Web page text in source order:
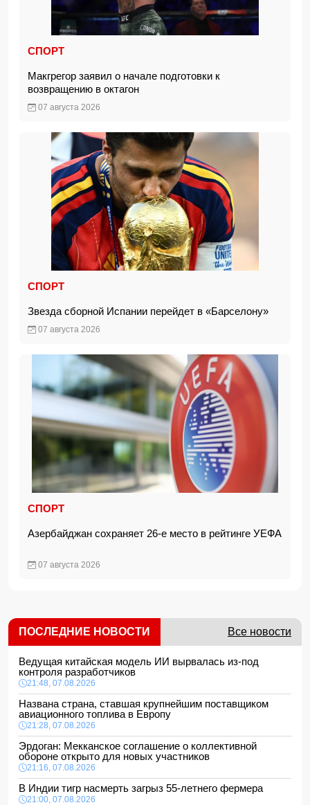
СПОРТ
Макгрегор заявил о начале подготовки к
возвращению в октагон
07 августа 2026
СПОРТ
Звезда сборной Испании перейдет в «Барселону»
07 августа 2026
СПОРТ
Азербайджан сохраняет 26-е место в рейтинге УЕФА
07 августа 2026
ПОСЛЕДНИЕ НОВОСТИ Все новости
Ведущая китайская модель ИИ вырвалась из-под
контроля разработчиков
21:48, 07.08.2026
Названа страна, ставшая крупнейшим поставщиком
авиационного топлива в Европу
21:28, 07.08.2026
Эрдоган: Мекканское соглашение о коллективной
обороне открыто для новых участников
21:16, 07.08.2026
В Индии тигр насмерть загрыз 55-летнего фермера
21:00, 07.08.2026